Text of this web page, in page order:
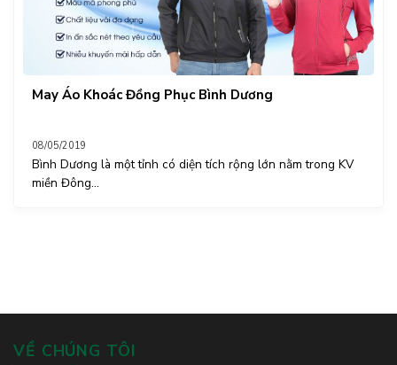
May Áo Khoác Đồng Phục Bình Dương
08/05/2019
Bình Dương là một tỉnh có diện tích rộng lớn nằm trong KV
miền Đông...
VỀ CHÚNG TÔI